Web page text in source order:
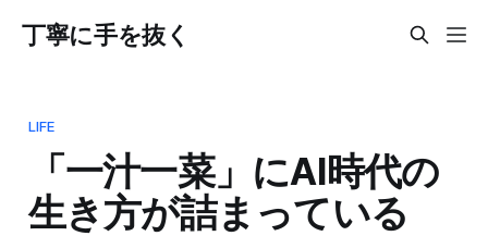
丁寧に手を抜く
LIFE
「一汁一菜」にAI時代の
生き方が詰まっている